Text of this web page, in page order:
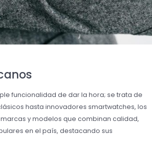
funcionalidad de dar la hora; se trata de
hasta innovadores smartwatches, los
y modelos que combinan calidad,
en el país, destacando sus